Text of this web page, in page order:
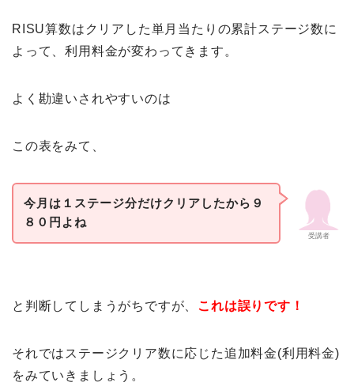
RISU算数はクリアした単月当たりの累計ステージ数に
よって、利用料金が変わってきます。
よく勘違いされやすいのは
この表をみて、
受講者
今月は１ステージ分だけクリアしたから９
８０円よね
と判断してしまうがちですが、 これは誤りです！
それではステージクリア数に応じた追加料金(利用料金)
をみていきましょう。